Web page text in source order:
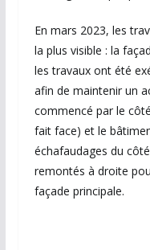
En mars 2023, les
la plus visible : la
les travaux ont été
afin de maintenir un
commencé par le
fait face) et le
échafaudages du
remontés à droite
façade principale.